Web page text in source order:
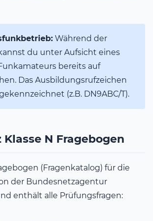
Während der
du unter Aufsicht eines
bereits auf
Das Ausbildungsrufzeichen
(z.B. DN9ABC/T).
N Fragebogen
(Fragenkatalog) für die
der Bundesnetzagentur
enthält alle Prüfungsfragen: